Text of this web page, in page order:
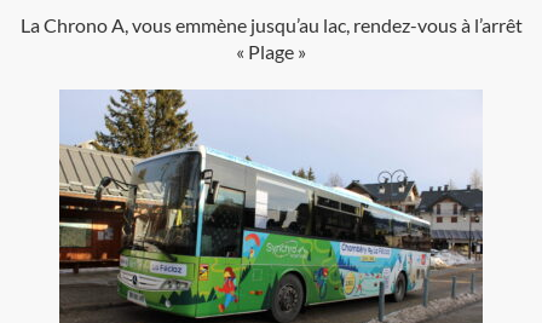
La Chrono A, vous emmène jusqu’au lac, rendez-vous à l’arrêt
« Plage »